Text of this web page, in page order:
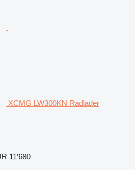
XCMG LW300KN Radlader
11’680